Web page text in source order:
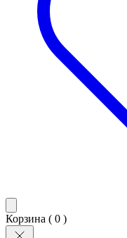
Корзина ( 0 )